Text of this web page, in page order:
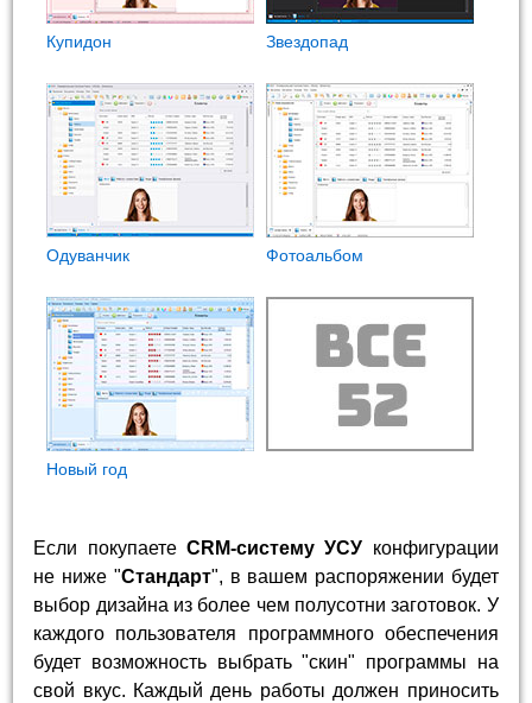
Купидон Звездопад
Одуванчик Фотоальбом
Новый год
Если покупаете CRM-систему УСУ конфигурации
не ниже "Стандарт", в вашем распоряжении будет
выбор дизайна из более чем полусотни заготовок. У
каждого пользователя программного обеспечения
будет возможность выбрать "скин" программы на
свой вкус. Каждый день работы должен приносить